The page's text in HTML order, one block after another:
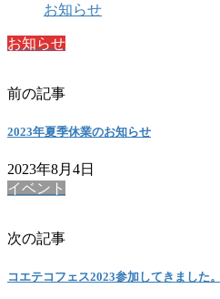
お知らせ
お知らせ
前の記事
2023年夏季休業のお知らせ
2023年8月4日
イベント
次の記事
コエテコフェス2023参加してきました